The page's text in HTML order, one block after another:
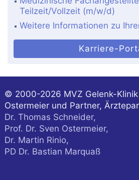
Teilzeit/Vollzeit (m/w/d)
Weitere Informationen zu
Karriere-
© 2000-2026 MVZ Gelenk-
Ostermeier und Partner,
Dr. Thomas Schneider,
Prof. Dr. Sven Ostermeier,
Dr. Martin Rinio,
PD Dr. Bastian Marquaß